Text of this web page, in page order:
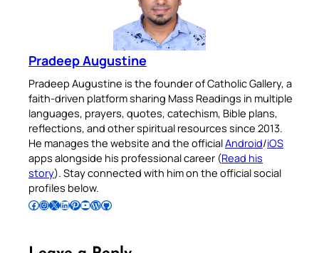
Pradeep Augustine
Pradeep Augustine is the founder of Catholic Gallery, a
faith-driven platform sharing Mass Readings in multiple
languages, prayers, quotes, catechism, Bible plans,
reflections, and other spiritual resources since 2013.
He manages the website and the officialAndroid/iOS
apps alongside his professional career (Read his
story). Stay connected with him on the official social
profiles below.
Follow Pradeep on Facebook Follow Pradeep on InstagramFollow Pradeep on X Follow Pradeep on LinkedIn Follow Pradeep on Pinterest Subscribe to Pradeep’s Youtube Channel Follow Pradeep on WordPress Follow Pradeep on GitHub